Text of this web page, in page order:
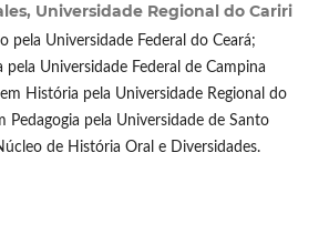
Universidade Regional do Cariri
pela Universidade Federal do Ceará;
Universidade Federal de Campina
História pela Universidade Regional do
Pedagogia pela Universidade de Santo
de História Oral e Diversidades.